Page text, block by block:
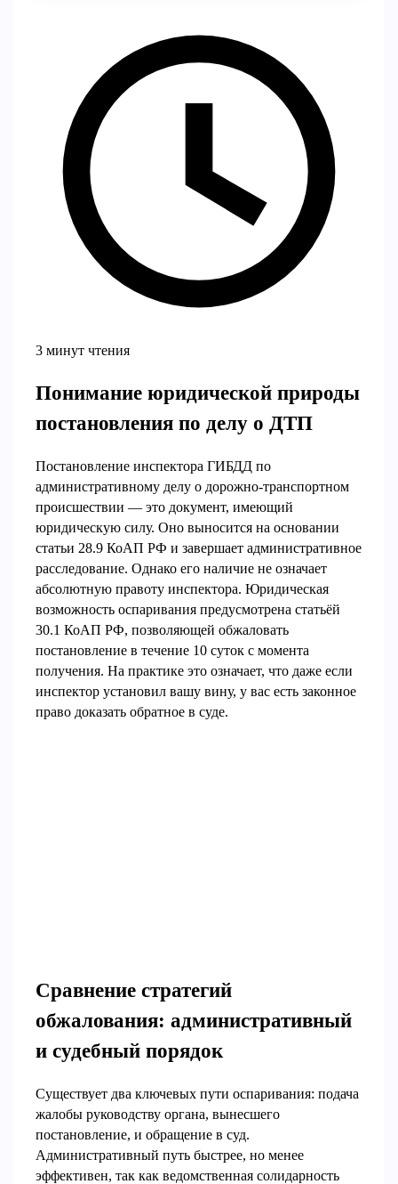
3 минут чтения
Понимание юридической природы
постановления по делу о ДТП
Постановление инспектора ГИБДД по
административному делу о дорожно-транспортном
происшествии — это документ, имеющий
юридическую силу. Оно выносится на основании
статьи 28.9 КоАП РФ и завершает административное
расследование. Однако его наличие не означает
абсолютную правоту инспектора. Юридическая
возможность оспаривания предусмотрена статьёй
30.1 КоАП РФ, позволяющей обжаловать
постановление в течение 10 суток с момента
получения. На практике это означает, что даже если
инспектор установил вашу вину, у вас есть законное
право доказать обратное в суде.
Сравнение стратегий
обжалования: административный
и судебный порядок
Существует два ключевых пути оспаривания: подача
жалобы руководству органа, вынесшего
постановление, и обращение в суд.
Административный путь быстрее, но менее
эффективен, так как ведомственная солидарность